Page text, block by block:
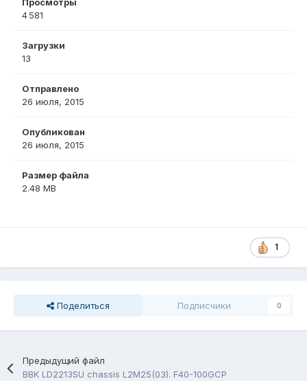
Просмотры
4 581
Загрузки
13
Отправлено
26 июля, 2015
Опубликован
26 июля, 2015
Размер файла
2.48 MB
1
Поделиться Подписчики 0
Предыдущий файл
BBK LD2213SU chassis L2M25(03). F40-100GCP